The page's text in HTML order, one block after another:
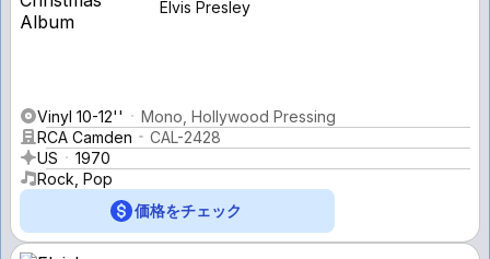
Elvis Presley
Vinyl 10-12''
Mono, Hollywood Pressing
RCA Camden
CAL-2428
US
1970
Rock, Pop
価格をチェック